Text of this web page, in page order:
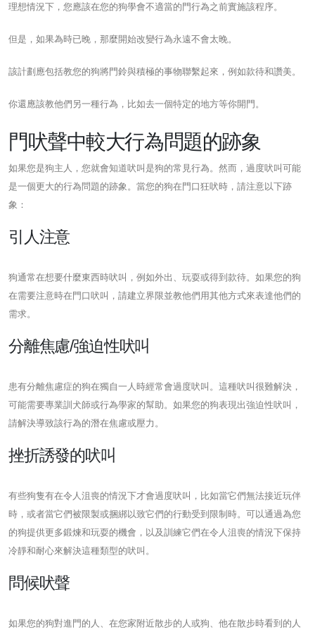
理想情況下，您應該在您的狗學會不適當的門行為之前實施該程序。
但是，如果為時已晚，那麼開始改變行為永遠不會太晚。
該計劃應包括教您的狗將門鈴與積極的事物聯繫起來，例如款待和讚美。
你還應該教他們另一種行為，比如去一個特定的地方等你開門。
門吠聲中較大行為問題的跡象
如果您是狗主人，您就會知道吠叫是狗的常見行為。然而，過度吠叫可能
是一個更大的行為問題的跡象。當您的狗在門口狂吠時，請注意以下跡
象：
引人注意
狗通常在想要什麼東西時吠叫，例如外出、玩耍或得到款待。如果您的狗
在需要注意時在門口吠叫，請建立界限並教他們用其他方式來表達他們的
需求。
分離焦慮/強迫性吠叫
患有分離焦慮症的狗在獨自一人時經常會過度吠叫。這種吠叫很難解決，
可能需要專業訓犬師或行為學家的幫助。如果您的狗表現出強迫性吠叫，
請解決導致該行為的潛在焦慮或壓力。
挫折誘發的吠叫
有些狗隻有在令人沮喪的情況下才會過度吠叫，比如當它們無法接近玩伴
時，或者當它們被限製或捆綁以致它們的行動受到限制時。可以通過為您
的狗提供更多鍛煉和玩耍的機會，以及訓練它們在令人沮喪的情況下保持
冷靜和耐心來解決這種類型的吠叫。
問候吠聲
如果您的狗對進門的人、在您家附近散步的人或狗、他在散步時看到的人